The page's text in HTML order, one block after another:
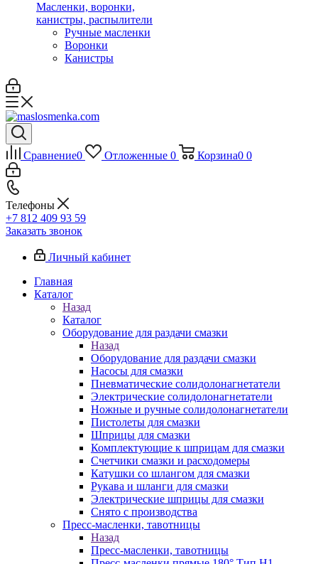
Масленки, воронки,
канистры, распылители
Ручные масленки
Воронки
Канистры
Сравнение0 Отложенные 0 Корзина0 0
Телефоны
+7 812 409 93 59
Заказать звонок
Личный кабинет
Главная
Каталог
Назад
Каталог
Оборудование для раздачи смазки
Назад
Оборудование для раздачи смазки
Насосы для смазки
Пневматические солидолонагнетатели
Электрические солидолонагнетатели
Ножные и ручные солидолонагнетатели
Пистолеты для смазки
Шприцы для смазки
Комплектующие к шприцам для смазки
Счетчики смазки и расходомеры
Катушки со шлангом для смазки
Рукава и шланги для смазки
Электрические шприцы для смазки
Снято с производства
Пресс-масленки, тавотницы
Назад
Пресс-масленки, тавотницы